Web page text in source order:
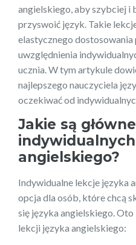
angielskiego, aby szybciej i
przyswoić język. Takie
elastycznego dostosowania
uwzględnienia
ucznia. W tym artykule
najlepszego nauczyciela
oczekiwać od
Jakie są
angielskiego?
Indywidualne lekcje języka
opcja dla osób, które chcą
się języka angielskiego.
lekcji języka angielskiego: